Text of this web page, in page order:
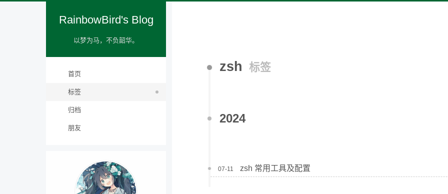
RainbowBird's Blog
以梦为马，不负韶华。
首页
标签
归档
朋友
zsh 标签
2024
07-11 zsh 常用工具及配置